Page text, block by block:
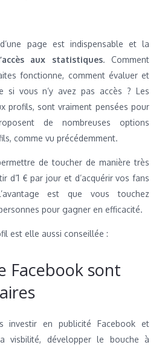
page est indispensable et la
aux statistiques. Comment
fonctionne, comment évaluer et
si vous n’y avez pas accès ? Les
profils, sont vraiment pensées pour
de nombreuses options
comme vu précédemment.
de toucher de manière très
d’1 € par jour et d’acquérir vos fans
est que vous touchez
pour gagner en efficacité.
est elle aussi conseillée :
Facebook sont
investir en publicité Facebook et
visbilité, développer le bouche à